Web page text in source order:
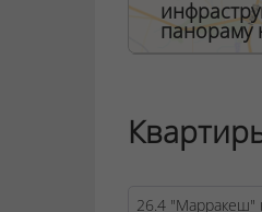
ООО "Твоя
панораму